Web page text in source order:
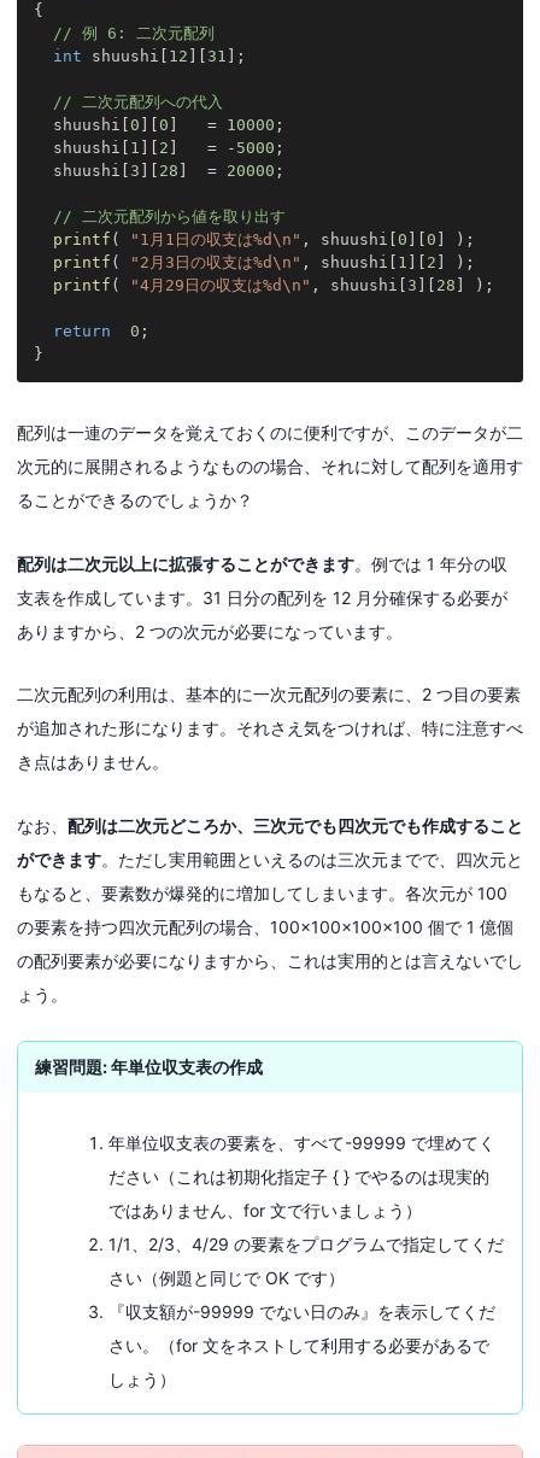
{
// 例 6: 二次元配列
int shuushi 12 31 ;
// 二次元配列への代入
  shuushi
0 0 = 10000 ;
  shuushi
1 2 = - 5000 ;
  shuushi
3 28 = 20000 ;
// 二次元配列から値を取り出す
printf ( "1月1日の収支は%d\n" , shuushi 0 0 ) ;
printf ( "2月3日の収支は%d\n" , shuushi 1 2 ) ;
printf ( "4月29日の収支は%d\n" , shuushi 3 28 ) ;
return 0 ;
}
配列は一連のデータを覚えておくのに便利ですが、このデータが二
次元的に展開されるようなものの場合、それに対して配列を適用す
ることができるのでしょうか？
配列は二次元以上に拡張することができます。例では 1 年分の収
支表を作成しています。31 日分の配列を 12 月分確保する必要が
ありますから、2 つの次元が必要になっています。
二次元配列の利用は、基本的に一次元配列の要素に、2 つ目の要素
が追加された形になります。それさえ気をつければ、特に注意すべ
き点はありません。
なお、 配列は二次元どころか、三次元でも四次元でも作成すること
ができます。ただし実用範囲といえるのは三次元までで、四次元と
もなると、要素数が爆発的に増加してしまいます。各次元が 100
の要素を持つ四次元配列の場合、100×100×100×100 個で 1 億個
の配列要素が必要になりますから、これは実用的とは言えないでし
ょう。
練習問題: 年単位収支表の作成
年単位収支表の要素を、すべて-99999 で埋めてく
ださい（これは初期化指定子 { } でやるのは現実的
ではありません、for 文で行いましょう）
1/1、2/3、4/29 の要素をプログラムで指定してくだ
さい（例題と同じで OK です）
『収支額が-99999 でない日のみ』を表示してくだ
さい。（for 文をネストして利用する必要があるで
しょう）